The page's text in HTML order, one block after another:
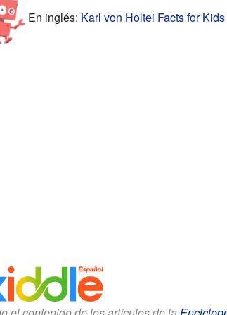
En inglés: Karl von Holtei Facts for Kids